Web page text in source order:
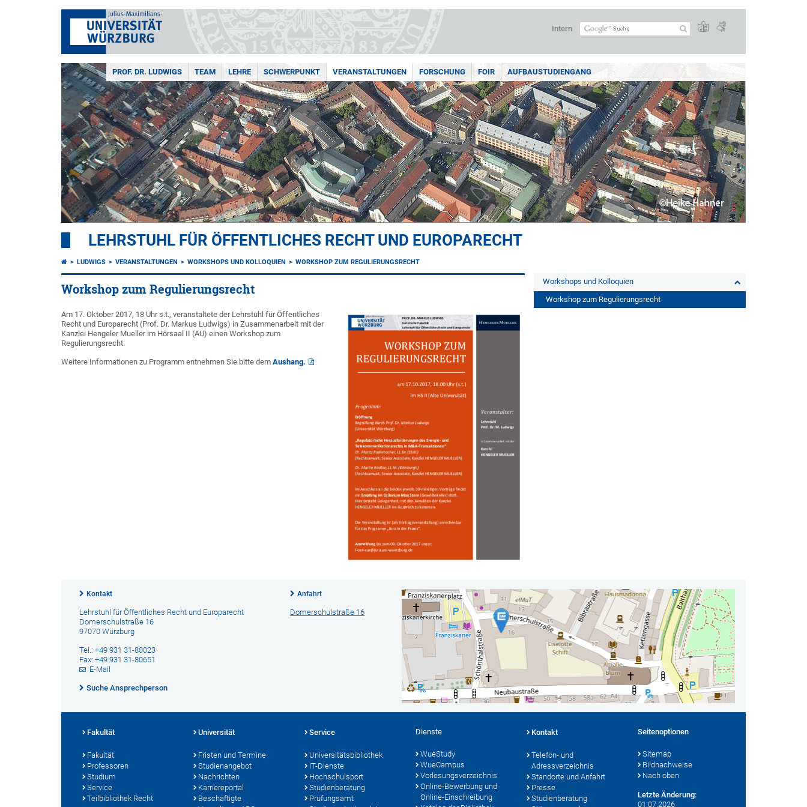
Intern
PROF. DR. LUDWIGS TEAM LEHRE SCHWERPUNKT VERANSTALTUNGEN FORSCHUNG FOIR AUFBAUSTUDIENGANG
LEHRSTUHL FÜR ÖFFENTLICHES RECHT UND EUROPARECHT
LUDWIGS VERANSTALTUNGEN WORKSHOPS UND KOLLOQUIEN WORKSHOP ZUM REGULIERUNGSRECHT
Workshop zum Regulierungsrecht
Am 17. Oktober 2017, 18 Uhr s.t., veranstaltete der Lehrstuhl für Öffentliches
Recht und Europarecht (Prof. Dr. Markus Ludwigs) in Zusammenarbeit mit der
Kanzlei Hengeler Mueller im Hörsaal II (AU) einen Workshop zum
Regulierungsrecht.
Weitere Informationen zu Programm entnehmen Sie bitte dem Aushang.
Workshops und Kolloquien
Workshop zum Regulierungsrecht
Kontakt
Lehrstuhl für Öffentliches Recht und Europarecht
Domerschulstraße 16
97070 Würzburg
Tel.: +49 931 31-80023
Fax: +49 931 31-80651
E-Mail
Suche Ansprechperson
Anfahrt
Domerschulstraße 16
Fakultät
Fakultät
Professoren
Studium
Service
Teilbibliothek Recht
Universität
Fristen und Termine
Studienangebot
Nachrichten
Karriereportal
Beschäftigte
Service
Universitätsbibliothek
IT-Dienste
Hochschulsport
Studienberatung
Prüfungsamt
Dienste
WueStudy
WueCampus
Vorlesungsverzeichnis
Online-Bewerbung und
Online-Einschreibung
Kontakt
Telefon- und
Adressverzeichnis
Standorte und Anfahrt
Presse
Studienberatung
Seitenoptionen
Sitemap
Bildnachweise
Nach oben
Letzte Änderung:
01.07.2026